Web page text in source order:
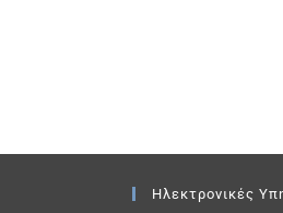
Ηλεκτρονικές